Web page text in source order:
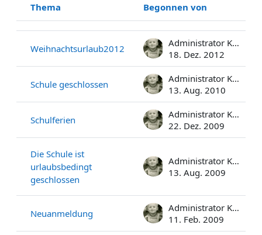
Status
Thema Begonnen von
Weihnachtsurlaub2012
Administrator Kolbert
18. Dez. 2012
Schule geschlossen
Administrator Kolbert
13. Aug. 2010
Schulferien
Administrator Kolbert
22. Dez. 2009
Die Schule ist
urlaubsbedingt
geschlossen
Administrator Kolbert
13. Aug. 2009
Neuanmeldung
Administrator Kolbert
11. Feb. 2009